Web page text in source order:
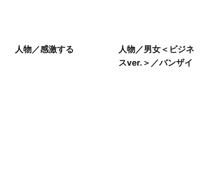
人物／感激する
人物／男女＜ビジネ
スver.＞／バンザイ